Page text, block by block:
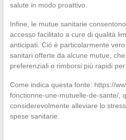
salute in modo proattivo.
Infine, le mutue sanitarie
accesso facilitato a cure di qualità
anticipati. Ciò è particolarmente
sanitari offerte da alcune mutue,
preferenziali o rimborsi più rapidi
Come indica questa fonte: https://
fonctionne-une-mutuelle-de-sante/,
considerevolmente alleviare lo
spese sanitarie.